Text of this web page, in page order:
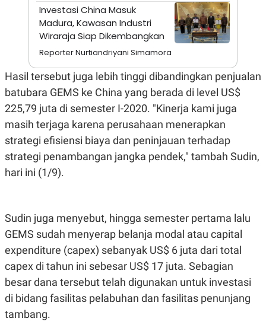
E
R
I
A
E
S
T
A
KANAL
P
U
S
A
T
D
T
I
M
A
G
E
S
Investasi China Masuk
Madura, Kawasan Industri
Wiraraja Siap Dikembangkan
Reporter Nurtiandriyani Simamora
Hasil tersebut juga lebih tinggi dibandingkan penjualan
batubara GEMS ke China yang berada di level US$
225,79 juta di semester I-2020. "Kinerja kami juga
masih terjaga karena perusahaan menerapkan
strategi efisiensi biaya dan peninjauan terhadap
strategi penambangan jangka pendek," tambah Sudin,
hari ini (1/9).
Sudin juga menyebut, hingga semester pertama lalu
GEMS sudah menyerap belanja modal atau capital
expenditure (capex) sebanyak US$ 6 juta dari total
capex di tahun ini sebesar US$ 17 juta. Sebagian
besar dana tersebut telah digunakan untuk investasi
di bidang fasilitas pelabuhan dan fasilitas penunjang
tambang.